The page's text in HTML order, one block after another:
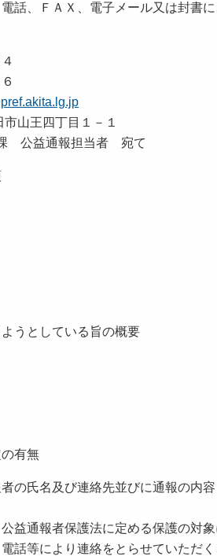
話、ＦＡＸ、電子メール又は封書に
山王四丁目１－１
益通報担当者 宛て
うとしている旨の概要
有無
の氏名及び連絡先並びに通報の内
益通報者保護法に定める保護の対象
話等により連絡をとらせていただく